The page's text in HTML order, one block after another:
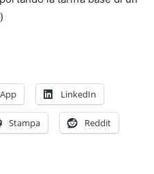
LinkedIn
Stampa Reddit